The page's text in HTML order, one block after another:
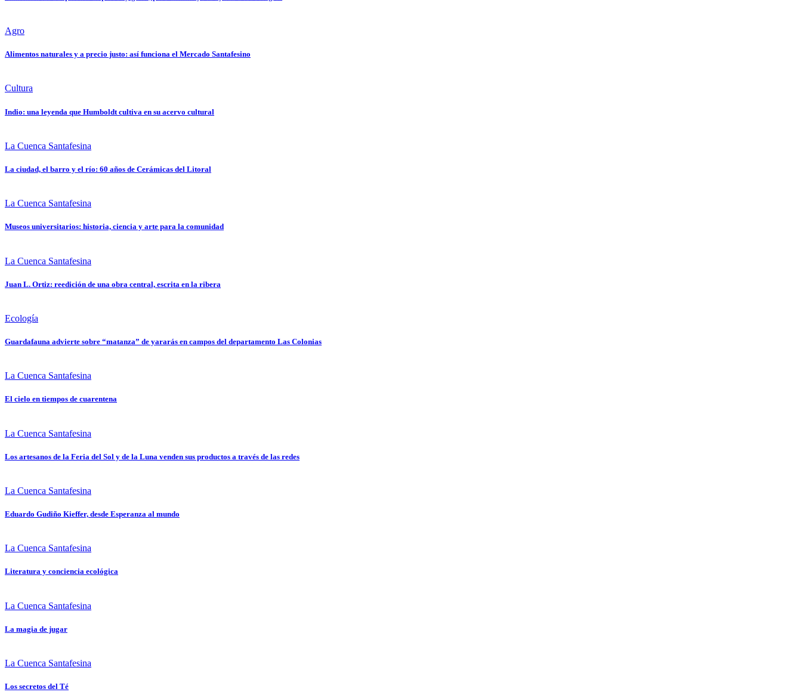
Agro
Alimentos naturales y a precio justo: así funciona el Mercado Santafesino
Cultura
Indio: una leyenda que Humboldt cultiva en su acervo cultural
La Cuenca Santafesina
La ciudad, el barro y el río: 60 años de Cerámicas del Litoral
La Cuenca Santafesina
Museos universitarios: historia, ciencia y arte para la comunidad
La Cuenca Santafesina
Juan L. Ortiz: reedición de una obra central, escrita en la ribera
Ecología
Guardafauna advierte sobre “matanza” de yararás en campos del departamento Las Colonias
La Cuenca Santafesina
El cielo en tiempos de cuarentena
La Cuenca Santafesina
Los artesanos de la Feria del Sol y de la Luna venden sus productos a través de las redes
La Cuenca Santafesina
Eduardo Gudiño Kieffer, desde Esperanza al mundo
La Cuenca Santafesina
Literatura y conciencia ecológica
La Cuenca Santafesina
La magia de jugar
La Cuenca Santafesina
Los secretos del Té